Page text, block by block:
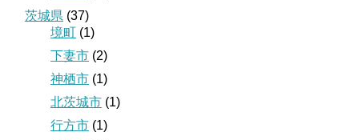
茨城県 (37)
境町 (1)
下妻市 (2)
神栖市 (1)
北茨城市 (1)
行方市 (1)